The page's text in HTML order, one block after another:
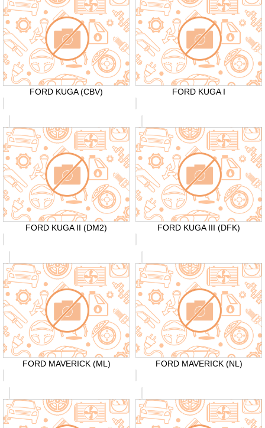
FORD KUGA (CBV) FORD KUGA I
FORD KUGA II (DM2) FORD KUGA III (DFK)
FORD MAVERICK (ML) FORD MAVERICK (NL)